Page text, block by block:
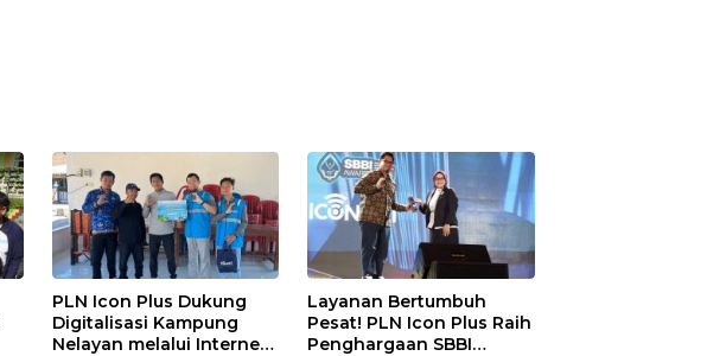
PLN Icon Plus Dukung
Digitalisasi Kampung
Nelayan melalui Internet
Layanan Bertumbuh
Pesat! PLN Icon Plus Raih
Penghargaan SBBI